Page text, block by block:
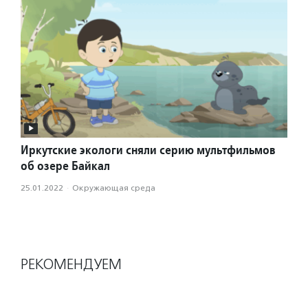
Иркутские экологи сняли серию мультфильмов
об озере Байкал
25.01.2022 · Окружающая среда
РЕКОМЕНДУЕМ